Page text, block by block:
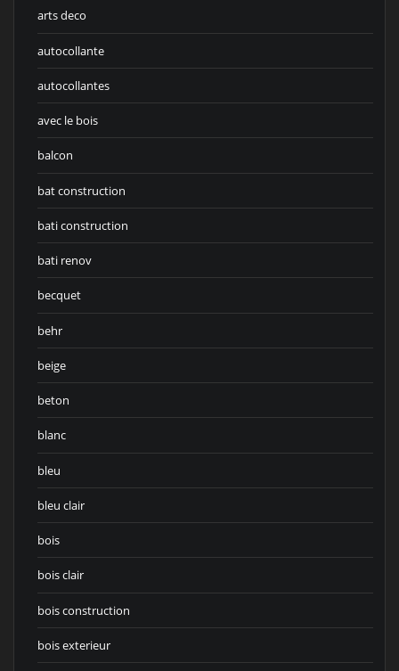
arts deco
autocollante
autocollantes
avec le bois
balcon
bat construction
bati construction
bati renov
becquet
behr
beige
beton
blanc
bleu
bleu clair
bois
bois clair
bois construction
bois exterieur